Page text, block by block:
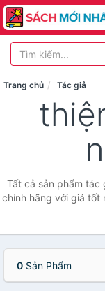
Trang chủ Tác giả
Tất cả sản phẩm tác
chính hãng với giá tốt
0 Sản Phẩm